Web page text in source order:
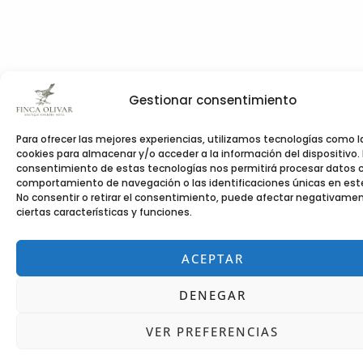
Gestionar consentimiento
Para ofrecer las mejores experiencias, utilizamos tecnologías como
cookies para almacenar y/o acceder a la información del dispositivo.
consentimiento de estas tecnologías nos permitirá procesar datos
comportamiento de navegación o las identificaciones únicas en
No consentir o retirar el consentimiento, puede afectar
ciertas características y funciones.
ACEPTAR
DENEGAR
VER PREFERENCIAS